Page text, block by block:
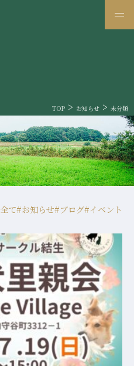
TOP お知らせ 未分類
全て#お知らせ#ブログ#イベント